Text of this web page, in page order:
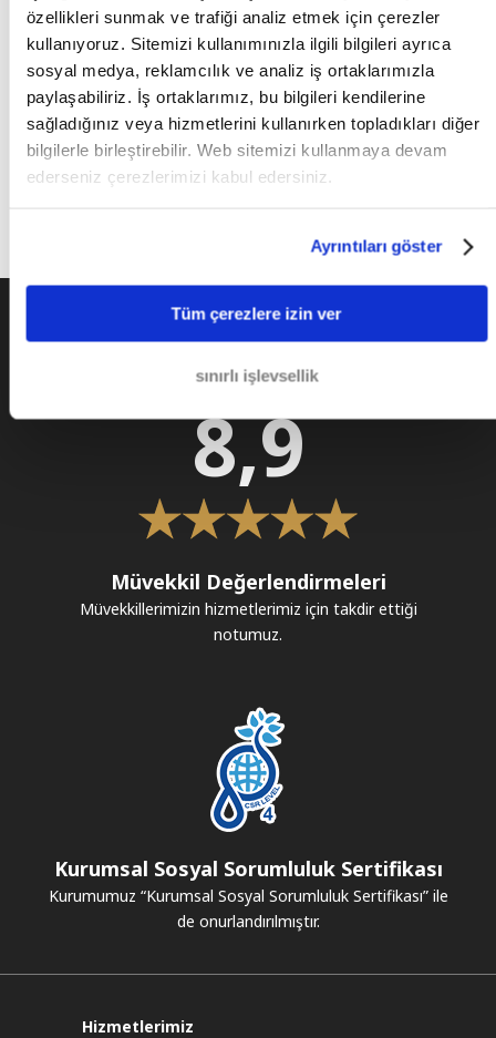
özellikleri sunmak ve trafiği analiz etmek için çerezler
kullanıyoruz. Sitemizi kullanımınızla ilgili bilgileri ayrıca
sosyal medya, reklamcılık ve analiz iş ortaklarımızla
paylaşabiliriz. İş ortaklarımız, bu bilgileri kendilerine
sağladığınız veya hizmetlerini kullanırken topladıkları diğer
bilgilerle birleştirebilir. Web sitemizi kullanmaya devam
ederseniz çerezlerimizi kabul edersiniz.
Ayrıntıları göster
Tüm çerezlere izin ver
sınırlı işlevsellik
Uluslararası Alacak Takibi
Türkiye’de Alacak Takibi
Gurur Tablomuz
8,9
Müvekkil Değerlendirmeleri
Müvekkillerimizin hizmetlerimiz için takdir ettiği
notumuz.
Kurumsal Sosyal Sorumluluk Sertifikası
Kurumumuz “Kurumsal Sosyal Sorumluluk Sertifikası” ile
de onurlandırılmıştır.
Hizmetlerimiz